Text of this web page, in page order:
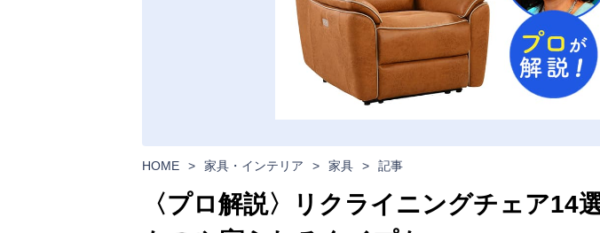
HOME > 家具・インテリア > 家具 > 記事
〈プロ解説〉リクライニングチェア14